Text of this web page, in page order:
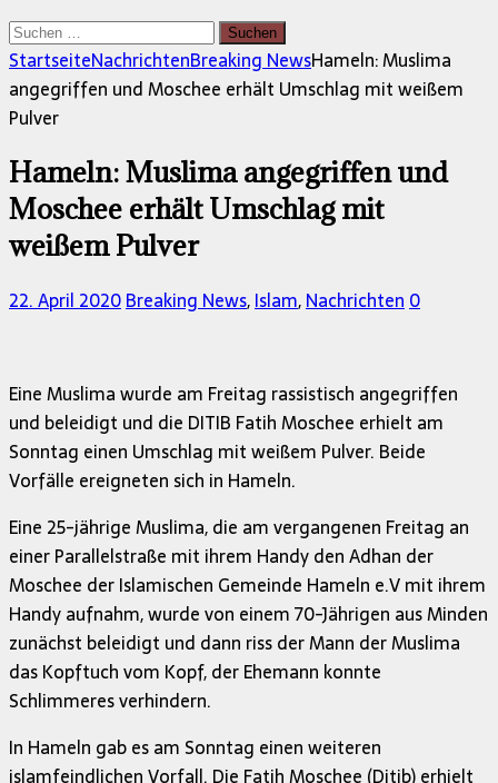
Suchen
nach:
StartseiteNachrichtenBreaking NewsHameln: Muslima
angegriffen und Moschee erhält Umschlag mit weißem
Pulver
Hameln: Muslima angegriffen und
Moschee erhält Umschlag mit
weißem Pulver
22. April 2020Breaking News,Islam,Nachrichten0
Eine Muslima wurde am Freitag rassistisch angegriffen
und beleidigt und die DITIB Fatih Moschee erhielt am
Sonntag einen Umschlag mit weißem Pulver. Beide
Vorfälle ereigneten sich in Hameln.
Eine 25-jährige Muslima, die am vergangenen Freitag an
einer Parallelstraße mit ihrem Handy den Adhan der
Moschee der Islamischen Gemeinde Hameln e.V mit ihrem
Handy aufnahm, wurde von einem 70-Jährigen aus Minden
zunächst beleidigt und dann riss der Mann der Muslima
das Kopftuch vom Kopf, der Ehemann konnte
Schlimmeres verhindern.
In Hameln gab es am Sonntag einen weiteren
islamfeindlichen Vorfall. Die Fatih Moschee (Ditib) erhielt